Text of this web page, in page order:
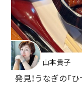
山本貴子
発見！うなぎの「